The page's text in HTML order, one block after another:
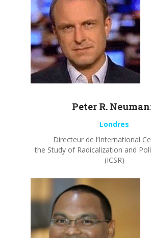
Peter R.
Londres
Directeur de l’International
the Study of Radicalization and
(ICSR)